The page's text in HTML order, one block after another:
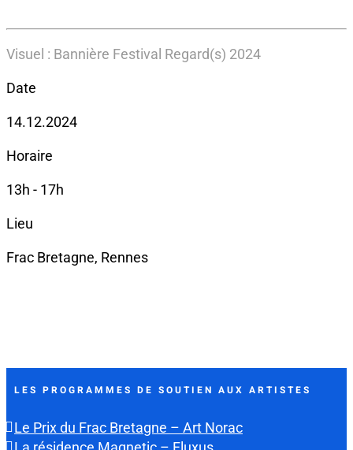
Visuel : Bannière Festival Regard(s) 2024
Date
14.12.2024
Horaire
13h - 17h
Lieu
Frac Bretagne, Rennes
LES PROGRAMMES DE SOUTIEN AUX ARTISTES
Le Prix du Frac Bretagne – Art Norac